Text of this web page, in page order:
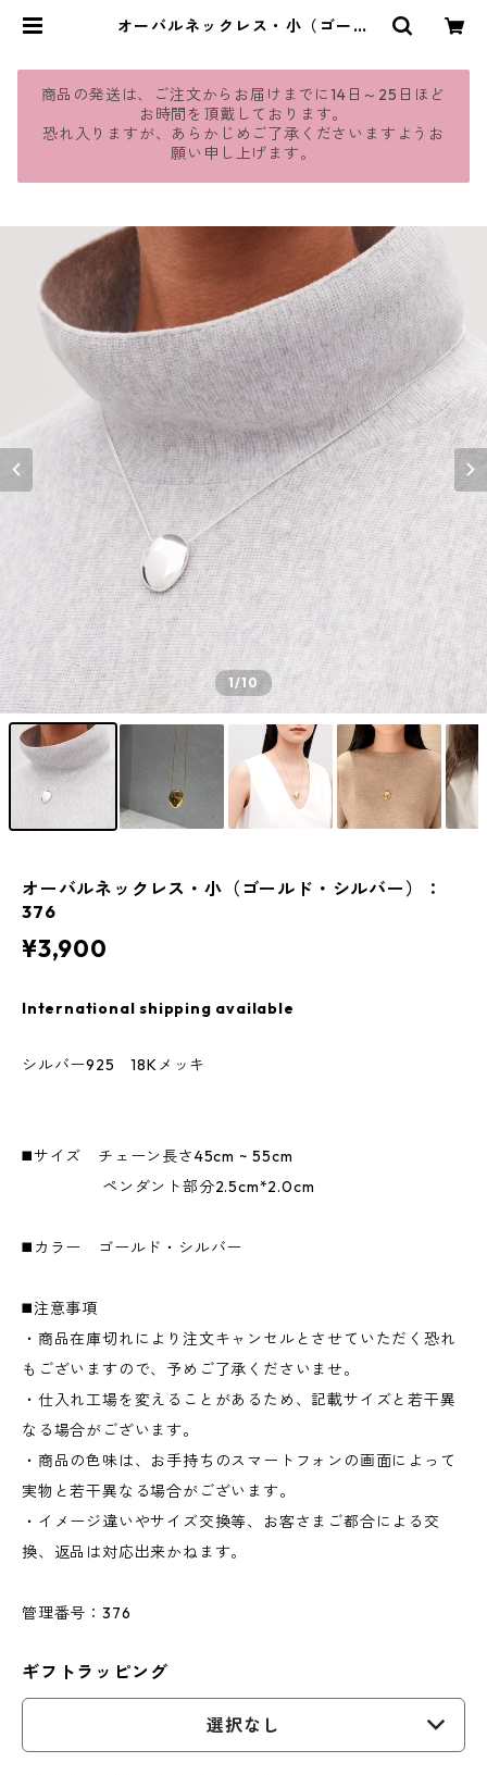
オーバルネックレス・小（ゴール
商品の発送は、ご注文からお届けまでに14日～25日ほど
お時間を頂戴しております。
恐れ入りますが、あらかじめご了承くださいますようお
願い申し上げます。
1/10
オーバルネックレス・小（ゴールド・シルバー）：
376
¥3,900
International shipping available
シルバー925 18Kメッキ
◼️サイズ チェーン長さ45cm ~ 55cm
ペンダント部分2.5cm*2.0cm
◼️カラー ゴールド・シルバー
◼️注意事項
・商品在庫切れにより注文キャンセルとさせていただく恐れ
もございますので、予めご了承くださいませ。
・仕入れ工場を変えることがあるため、記載サイズと若干異
なる場合がございます。
・商品の色味は、お手持ちのスマートフォンの画面によって
実物と若干異なる場合がございます。
・イメージ違いやサイズ交換等、お客さまご都合による交
換、返品は対応出来かねます。
管理番号：376
ギフトラッピング
選択なし